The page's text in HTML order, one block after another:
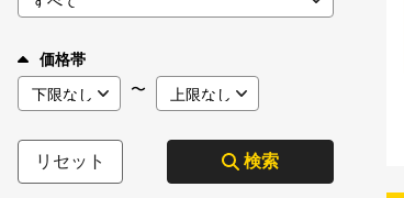
価格帯
〜
リセット 検索